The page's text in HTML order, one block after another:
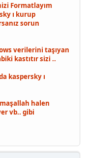
Formatlayım
ı kurup
sorun
verilerini taşıyan
kastıtır sizi ..
kaspersky ı
halen
vb.. gibi